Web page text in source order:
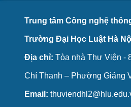
Trung tâm Công nghệ
Trường Đại Học Luật Hà
Địa chỉ: Tòa nhà Thư Viện -
Chí Thanh – Phường Giảng
Email: